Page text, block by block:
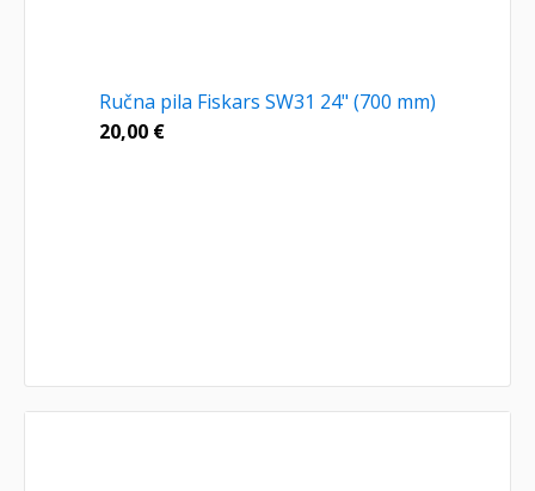
Ručna pila Fiskars SW31 24" (700 mm)
20,00 €